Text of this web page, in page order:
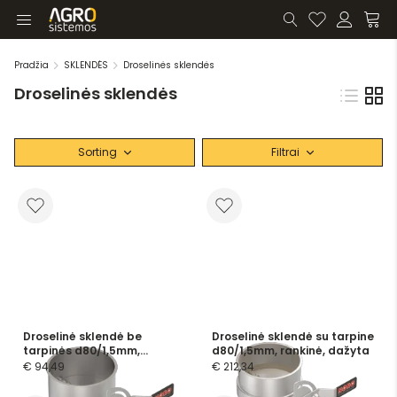
Pradžia SKLENDĖS Droselinės sklendės
Droselinės sklendės
Sorting Filtrai
Droselinė sklendė be
tarpinės d80/1,5mm,
rankinė, dažyta
€ 94,49
Droselinė sklendė su tarpine
d80/1,5mm, rankinė, dažyta
€ 212,34